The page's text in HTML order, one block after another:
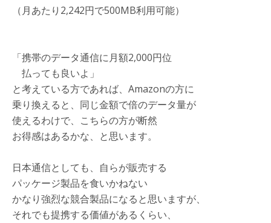
（月あたり2,242円で500MB利用可能）
「携帯のデータ通信に月額2,000円位
払っても良いよ」
と考えている方であれば、Amazonの方に
乗り換えると、同じ金額で倍のデータ量が
使えるわけで、こちらの方が断然
お得感はあるかな、と思います。
日本通信としても、自らが販売する
パッケージ製品を食いかねない
かなり強烈な競合製品になると思いますが、
それでも提携する価値があるくらい、